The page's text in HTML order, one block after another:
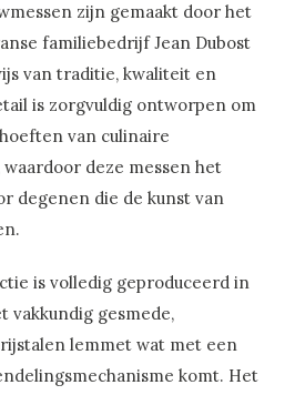
zijn gemaakt door het
familiebedrijf Jean Dubost
van traditie, kwaliteit en
is zorgvuldig ontworpen om
van culinaire
deze messen het
degenen die de kunst van
is volledig geproduceerd in
vakkundig gesmede,
lemmet wat met een
komt. Het